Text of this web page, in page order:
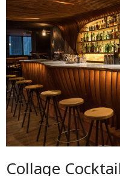
Collage